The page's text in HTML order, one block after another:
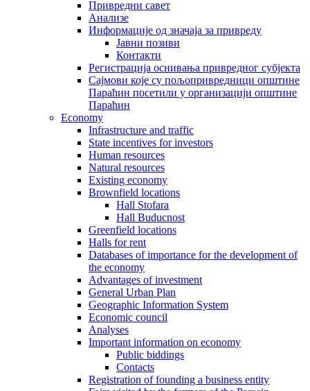
Привредни савет
Aнализе
Информације од значаја за привреду
Јавни позиви
Контакти
Регистрација оснивања привредног субјекта
Сајмови које су пољопривредници општине
Параћин посетили у организацији општине
Параћин
Economy
Infrastructure and traffic
State incentives for investors
Human resources
Natural resources
Existing economy
Brownfield locations
Hall Stofara
Hall Buducnost
Greenfield locations
Halls for rent
Databases of importance for the development of
the economy
Advantages of investment
General Urban Plan
Geographic Information System
Еconomic council
Analyses
Important information on economy
Public biddings
Contacts
Registration of founding a business entity